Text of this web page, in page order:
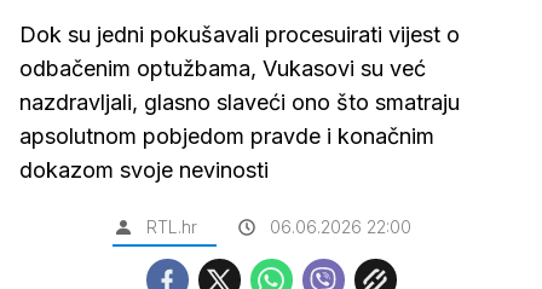
Dok su jedni pokušavali procesuirati vijest o
odbačenim optužbama, Vukasovi su već
nazdravljali, glasno slaveći ono što smatraju
apsolutnom pobjedom pravde i konačnim
dokazom svoje nevinosti
RTL.hr 06.06.2026 22:00